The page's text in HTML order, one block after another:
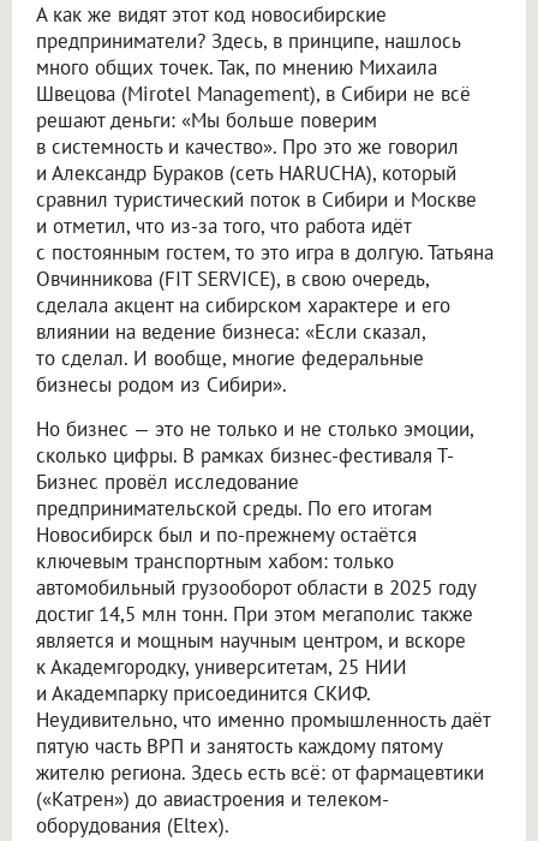
А как же видят этот код новосибирские
предприниматели? Здесь, в принципе, нашлось
много общих точек. Так, по мнению Михаила
Швецова (Mirotel Management), в Сибири не всё
решают деньги: «Мы больше поверим
в системность и качество». Про это же говорил
и Александр Бураков (сеть HARUCHA), который
сравнил туристический поток в Сибири и Москве
и отметил, что из-за того, что работа идёт
с постоянным гостем, то это игра в долгую. Татьяна
Овчинникова (FIT SERVICE), в свою очередь,
сделала акцент на сибирском характере и его
влиянии на ведение бизнеса: «Если сказал,
то сделал. И вообще, многие федеральные
бизнесы родом из Сибири».
Но бизнес — это не только и не столько эмоции,
сколько цифры. В рамках бизнес-фестиваля Т-
Бизнес провёл исследование
предпринимательской среды. По его итогам
Новосибирск был и по-прежнему остаётся
ключевым транспортным хабом: только
автомобильный грузооборот области в 2025 году
достиг 14,5 млн тонн. При этом мегаполис также
является и мощным научным центром, и вскоре
к Академгородку, университетам, 25 НИИ
и Академпарку присоединится СКИФ.
Неудивительно, что именно промышленность даёт
пятую часть ВРП и занятость каждому пятому
жителю региона. Здесь есть всё: от фармацевтики
(«Катрен») до авиастроения и телеком-
оборудования (Eltex).